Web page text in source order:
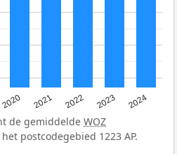
2020 2021 2022 2023 2024
de gemiddelde WOZ
postcodegebied 1223 AP.